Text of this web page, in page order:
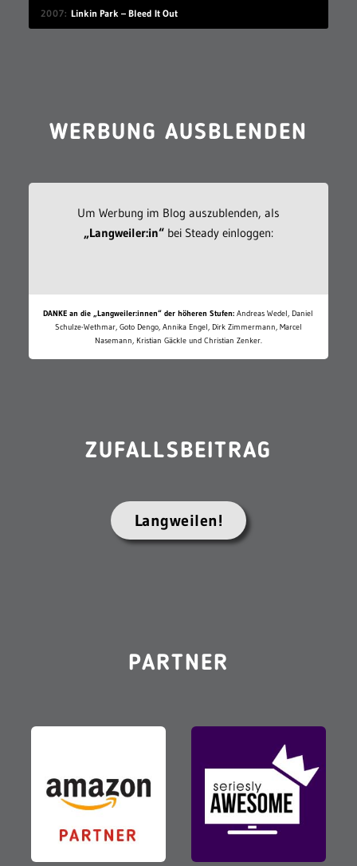
2007 Linkin Park – Bleed It Out
WERBUNG AUSBLENDEN
Um Werbung im Blog auszublenden, als
„Langweiler:in“bei Steady einloggen:
DANKE an die „Langweiler:innen“ der höheren Stufen: Andreas Wedel, Daniel
Schulze-Wethmar, Goto Dengo, Annika Engel, Dirk Zimmermann, Marcel
Nasemann, Kristian Gäckle und Christian Zenker.
ZUFALLSBEITRAG
Langweilen!
PARTNER